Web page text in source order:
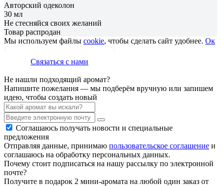
Авторский одеколон
30 мл
Не стесняйся своих желаний
Товар распродан
Мы используем файлы cookie, чтобы сделать сайт удобнее. Ок
Связаться с нами
Не нашли подходящий аромат?
Напишите пожелания — мы подберём вручную или запишем
идею, чтобы создать новый
Соглашаюсь получать новости и специальные
предложения
Отправляя данные, принимаю пользовательское соглашение и
соглашаюсь на обработку персональных данных.
Почему стоит подписаться на нашу рассылку по электронной
почте?
Получите в подарок 2 мини-аромата на любой один заказ от